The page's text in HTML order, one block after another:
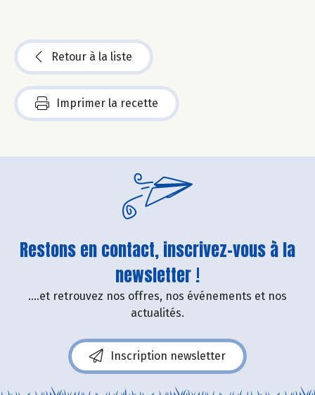
Retour à la liste
Imprimer la recette
Restons en contact, inscrivez-vous à la
newsletter !
....et retrouvez nos offres, nos événements et nos
actualités.
Inscription newsletter